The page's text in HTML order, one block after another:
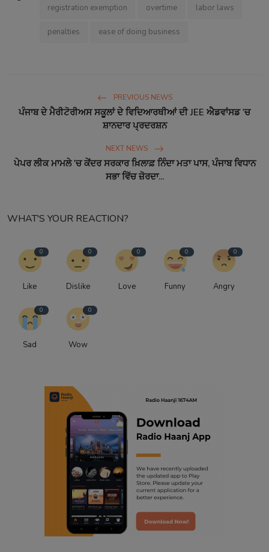
registration exemption overtime labor laws
penalties ease of doing business
PREVIOUS NEWS
ਪੰਜਾਬ ਦੇ ਮੈਰੀਟੋਰੀਅਸ ਸਕੂਲਾਂ ਦੇ ਵਿਦਿਆਰਥੀਆਂ ਦੀ JEE ਐਡਵਾਂਸਡ 'ਚ
ਸ਼ਾਨਦਾਰ ਪ੍ਰਦਰਸ਼ਨ
NEXT NEWS
ਪੇਪਰ ਲੀਕ ਮਾਮਲੇ 'ਚ ਕੇਂਦਰ ਸਰਕਾਰ ਖ਼ਿਲਾਫ਼ ਨਿੰਦਾ ਮਤਾ ਪਾਸ, ਪੰਜਾਬ ਵਿਧਾਨ
ਸਭਾ ਵਿੱਚ ਜ਼ੋਰਦਾ...
WHAT'S YOUR REACTION?
0
Like
0
Dislike
0
Love
0
Funny
0
Angry
0
Sad
0
Wow